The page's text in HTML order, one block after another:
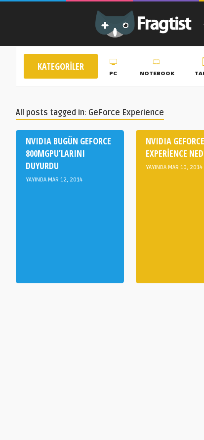
KATEGORILER
PC NOTEBOOK
All posts tagged in: GeForce Experience
NVIDIA BUGÜN GEFORCE
800MGPU’LARINI
DUYURDU
YAYINDA MAR 12, 2014
NVIDIA GEFORCE
EXPERIENCE
YAYINDA MAR 10, 2014